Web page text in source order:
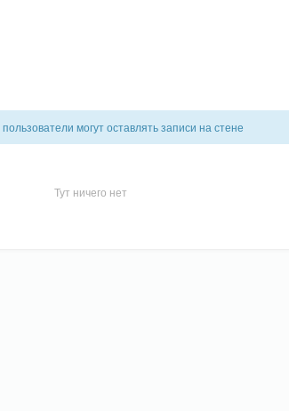
могут оставлять записи на стене
Тут ничего нет